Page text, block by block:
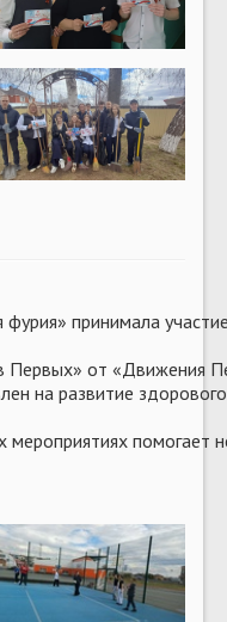
принимала
от «Движения
на развитие
мероприятиях помогает